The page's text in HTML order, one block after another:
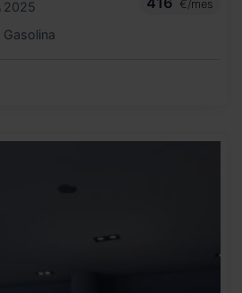
2025
Gasolina
€/mes